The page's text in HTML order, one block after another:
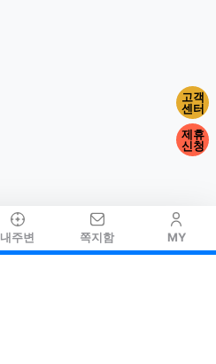
내주변 쪽지함 MY
고객
센터
제휴
신청